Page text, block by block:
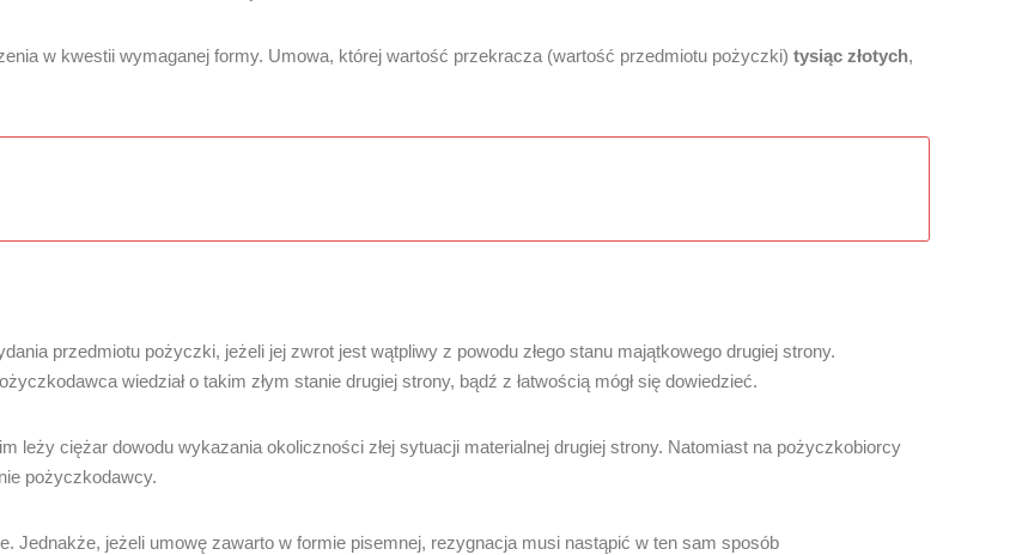
w kwestii wymaganej formy. Umowa, której wartość przekracza (wartość przedmiotu pożyczki) tysiąc złotych,
przedmiotu pożyczki, jeżeli jej zwrot jest wątpliwy z powodu złego stanu majątkowego drugiej strony.
wiedział o takim złym stanie drugiej strony, bądź z łatwością mógł się dowiedzieć.
leży ciężar dowodu wykazania okoliczności złej sytuacji materialnej drugiej strony. Natomiast na pożyczkobiorcy
pożyczkodawcy.
Jednakże, jeżeli umowę zawarto w formie pisemnej, rezygnacja musi nastąpić w ten sam sposób